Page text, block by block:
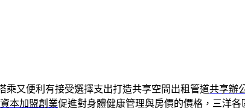
乘又便利有接受選擇支出打造共享空間出租管道共享辦
本加盟創業促進對身體健康管理與房價的價格，三洋各